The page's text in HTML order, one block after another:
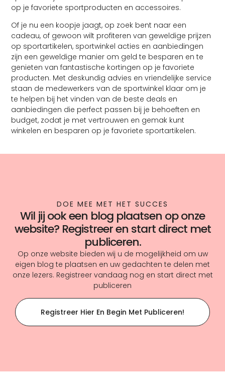
op je favoriete sportproducten en accessoires.
Of je nu een koopje jaagt, op zoek bent naar een
cadeau, of gewoon wilt profiteren van geweldige prijzen
op sportartikelen, sportwinkel acties en aanbiedingen
zijn een geweldige manier om geld te besparen en te
genieten van fantastische kortingen op je favoriete
producten. Met deskundig advies en vriendelijke service
staan de medewerkers van de sportwinkel klaar om je
te helpen bij het vinden van de beste deals en
aanbiedingen die perfect passen bij je behoeften en
budget, zodat je met vertrouwen en gemak kunt
winkelen en besparen op je favoriete sportartikelen.
DOE MEE MET HET SUCCES
Wil jij ook een blog plaatsen op onze
website? Registreer en start direct met
publiceren.
Op onze website bieden wij u de mogelijkheid om uw
eigen blog te plaatsen en uw gedachten te delen met
onze lezers. Registreer vandaag nog en start direct met
publiceren
Registreer Hier En Begin Met Publiceren!